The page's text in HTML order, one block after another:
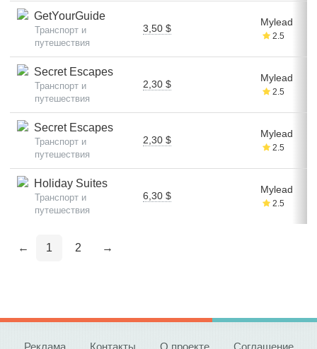
GetYourGuide
Транспорт и
путешествия
3,50 $
Mylead
2.5
Secret Escapes
Транспорт и
путешествия
2,30 $
Mylead
2.5
Secret Escapes
Транспорт и
путешествия
2,30 $
Mylead
2.5
Holiday Suites
Транспорт и
путешествия
6,30 $
Mylead
2.5
← 1 2 →